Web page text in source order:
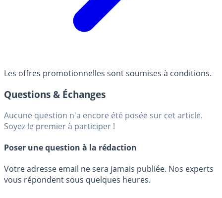
Les offres promotionnelles sont soumises à conditions.
Questions & Échanges
Aucune question n'a encore été posée sur cet article.
Soyez le premier à participer !
Poser une question à la rédaction
Votre adresse email ne sera jamais publiée. Nos experts
vous répondent sous quelques heures.